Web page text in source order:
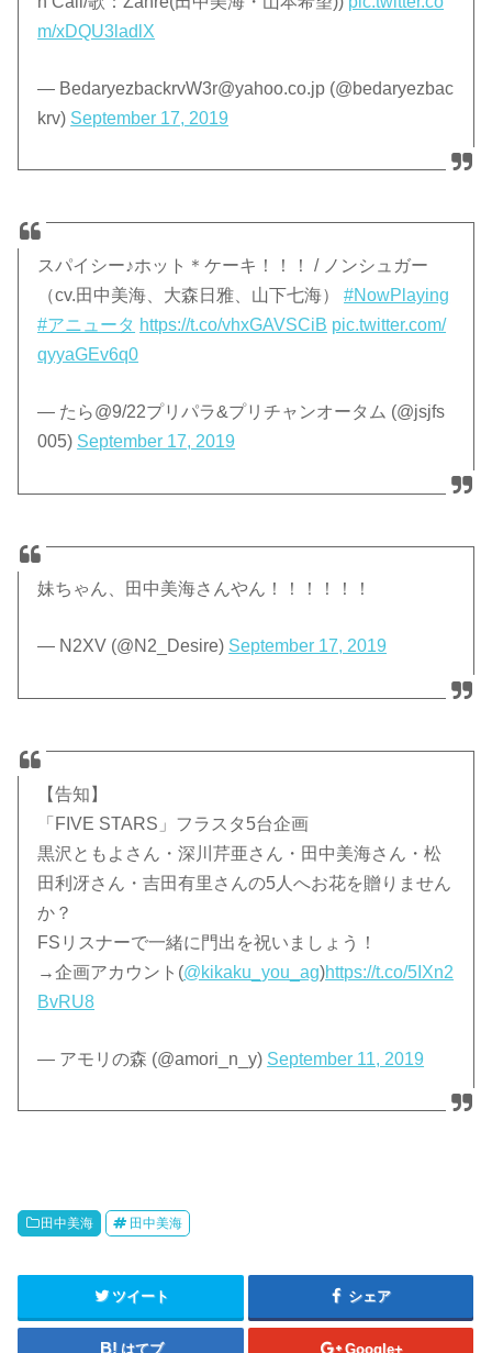
m/xDQU3ladlX
— BedaryezbackrvW3r@yahoo.co.jp (@bedaryezbac
krv) September 17, 2019
スパイシー♪ホット＊ケーキ！！！ / ノンシュガー
（cv.田中美海、大森日雅、山下七海）#NowPlaying
#アニュータ https://t.co/vhxGAVSCiB pic.twitter.com/
qyyaGEv6q0
— たら@9/22プリパラ&プリチャンオータム (@jsjfs
005) September 17, 2019
妹ちゃん、田中美海さんやん！！！！！！
— N2XV (@N2_Desire) September 17, 2019
【告知】
「FIVE STARS」フラスタ5台企画
黒沢ともよさん・深川芹亜さん・田中美海さん・松
田利冴さん・吉田有里さんの5人へお花を贈りません
か？
FSリスナーで一緒に門出を祝いましょう！
→企画アカウント(@kikaku_you_ag)https://t.co/5IXn2
BvRU8
— アモリの森 (@amori_n_y) September 11, 2019
田中美海 田中美海
ツイート シェア
はてブ Google+